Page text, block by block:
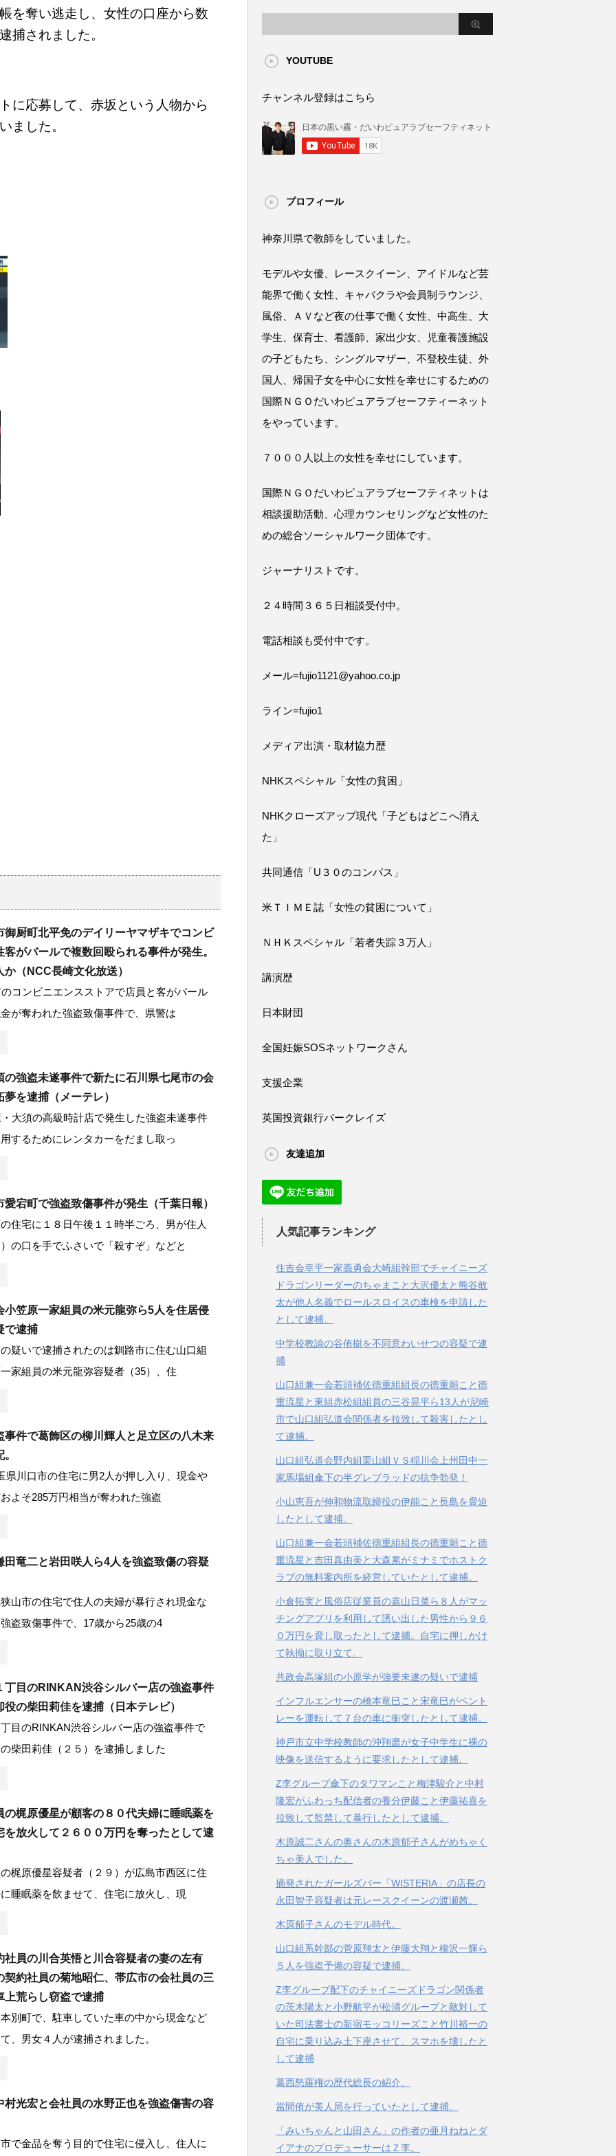
を奪い逃走し、女性の口座から数
捕されました。
に応募して、赤坂という人物から
ました。
御厨町北平免のデイリーヤマザキでコンビ
客がバールで複数回殴られる事件が発生。
（NCC長崎文化放送）
コンビニエンスストアで店員と客がバール
が奪われた強盗致傷事件で、県警は
の強盗未遂事件で新たに石川県七尾市の会
を逮捕（メーテレ）
大須の高級時計店で発生した強盗未遂事件
するためにレンタカーをだまし取っ
愛宕町で強盗致傷事件が発生（千葉日報）
住宅に１８日午後１１時半ごろ、男が住人
の口を手でふさいで「殺すぞ」などと
小笠原一家組員の米元龍弥ら5人を住居侵
で逮捕
疑いで逮捕されたのは釧路市に住む山口組
家組員の米元龍弥容疑者（35）、住
事件で葛飾区の柳川輝人と足立区の八木来
県川口市の住宅に男2人が押し入り、現金や
よそ285万円相当が奪われた強盗
田竜二と岩田咲人ら4人を強盗致傷の容疑
山市の住宅で住人の夫婦が暴行され現金な
盗致傷事件で、17歳から25歳の4
丁目のRINKAN渋谷シルバー店の強盗事件
の柴田莉佳を逮捕（日本テレビ）
目のRINKAN渋谷シルバー店の強盗事件で
柴田莉佳（２５）を逮捕しました
の梶原優星が顧客の８０代夫婦に睡眠薬を
を放火して２６００万円を奪ったとして逮
梶原優星容疑者（２９）が広島市西区に住
睡眠薬を飲ませて、住宅に放火し、現
社員の川合英悟と川合容疑者の妻の左有
契約社員の菊地昭仁、帯広市の会社員の三
上荒らし窃盗で逮捕
別町で、駐車していた車の中から現金など
、男女４人が逮捕されました。
村光宏と会社員の水野正也を強盗傷害の容
で金品を奪う目的で住宅に侵入し、住人に
YOUTUBE
チャンネル登録はこちら
プロフィール
神奈川県で教師をしていました。
モデルや女優、レースクイーン、アイドルなど芸
能界で働く女性、キャバクラや会員制ラウンジ、
風俗、ＡＶなど夜の仕事で働く女性、中高生、大
学生、保育士、看護師、家出少女、児童養護施設
の子どもたち、シングルマザー、不登校生徒、外
国人、帰国子女を中心に女性を幸せにするための
国際ＮＧＯだいわピュアラブセーフティーネット
をやっています。
７０００人以上の女性を幸せにしています。
国際ＮＧＯだいわピュアラブセーフティネットは
相談援助活動、心理カウンセリングなど女性のた
めの総合ソーシャルワーク団体です。
ジャーナリストです。
２４時間３６５日相談受付中。
電話相談も受付中です。
メール=fujio1121@yahoo.co.jp
ライン=fujio1
メディア出演・取材協力歴
NHKスペシャル「女性の貧困」
NHKクローズアップ現代「子どもはどこへ消え
た」
共同通信「U３０のコンパス」
米ＴＩＭＥ誌「女性の貧困について」
ＮＨＫスペシャル「若者失踪３万人」
講演歴
日本財団
全国妊娠SOSネットワークさん
支援企業
英国投資銀行バークレイズ
友達追加
人気記事ランキング
住吉会幸平一家義勇会大崎組幹部でチャイニーズ
ドラゴンリーダーのちゃまこと大沢優太と熊谷敢
太が他人名義でロールスロイスの車検を申請した
として逮捕。
中学校教諭の谷侑樹を不同意わいせつの容疑で逮
捕
山口組兼一会若頭補佐徳重組組長の徳重願こと徳
重流星と東組赤松組組員の三谷晃平ら13人が尼崎
市で山口組弘道会関係者を拉致して殺害したとし
て逮捕。
山口組弘道会野内組栗山組ＶＳ稲川会上州田中一
家馬場組傘下の半グレブラッドの抗争勃発！
小山恵吾が伸和物流取締役の伊能こと長島を脅迫
したとして逮捕。
山口組兼一会若頭補佐徳重組組長の徳重願こと徳
重流星と吉田真由美と大森累がミナミでホストク
ラブの無料案内所を経営していたとして逮捕。
小倉拓実と風俗店従業員の嘉山日菜ら８人がマッ
チングアプリを利用して誘い出した男性から９６
０万円を脅し取ったとして逮捕。自宅に押しかけ
て執拗に取り立て。
共政会高塚組の小原学が強要未遂の疑いで逮捕
インフルエンサーの橋本竜巳こと宋竜巳がベント
レーを運転して７台の車に衝突したとして逮捕。
神戸市立中学校教師の沖翔磨が女子中学生に裸の
映像を送信するように要求したとして逮捕。
Z李グループ傘下のタワマンこと梅津駿介と中村
隆宏がふわっち配信者の養分伊藤こと伊藤祐喜を
拉致して監禁して暴行したとして逮捕。
木原誠二さんの奥さんの木原郁子さんがめちゃく
ちゃ美人でした。
摘発されたガールズバー「WISTERIA」の店長の
永田智子容疑者は元レースクイーンの渡瀬茜。
木原郁子さんのモデル時代。
山口組系幹部の菅原翔太と伊藤大翔と柳沢一輝ら
５人を強盗予備の容疑で逮捕。
Z李グループ配下のチャイニーズドラゴン関係者
の茨木陽太と小野航平が松浦グループと敵対して
いた司法書士の新宿モッコリーズこと竹川裕一の
自宅に乗り込み土下座させて、スマホを壊したと
して逮捕
葛西怒羅権の歴代総長の紹介。
當間侑が美人局を行っていたとして逮捕。
「みいちゃんと山田さん」の作者の亜月ねねとダ
イアナのプロデューサーはＺ李。